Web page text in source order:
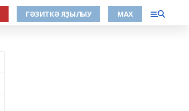
ГӘЗИТКӘ ЯҘЫЛЫУ МАХ